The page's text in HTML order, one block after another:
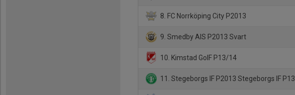
8. FC Norrköping City P2013
9. Smedby AIS P2013 Svart
10. Kimstad GoIF P13/14
11. Stegeborgs IF P2013 Stegeborgs IF P13